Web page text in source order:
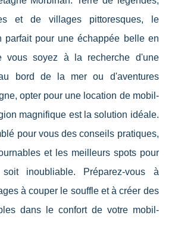
et de villages pittoresques, le
parfait pour une échappée belle en
vous soyez à la recherche d'une
bord de la mer ou d'aventures
opter pour une location de mobil-
magnifique est la solution idéale.
pour vous des conseils pratiques,
et les meilleurs spots pour
inoubliable. Préparez-vous à
à couper le souffle et à créer des
dans le confort de votre mobil-